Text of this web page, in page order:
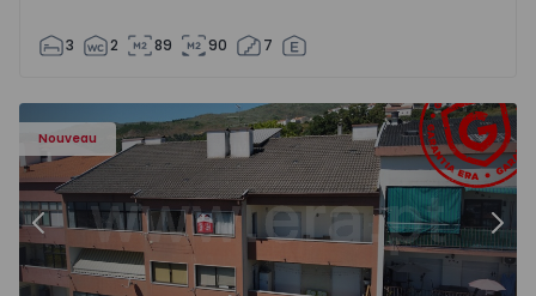
3 2 89 90 7
Nouveau
- 18
Appartement T2 Covilhã, Covilhã e Canhoso - 1497806 -
Précédent